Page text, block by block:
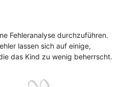
Fehleranalyse durchzuführen.
lassen sich auf einige,
das Kind zu wenig beherrscht.